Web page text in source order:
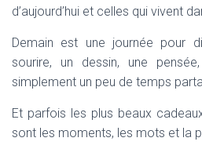
d’aujourd’hui et celles qui vivent
Demain est une journée pour
sourire, un dessin, une
simplement un peu de temps
Et parfois les plus beaux
sont les moments, les mots et la